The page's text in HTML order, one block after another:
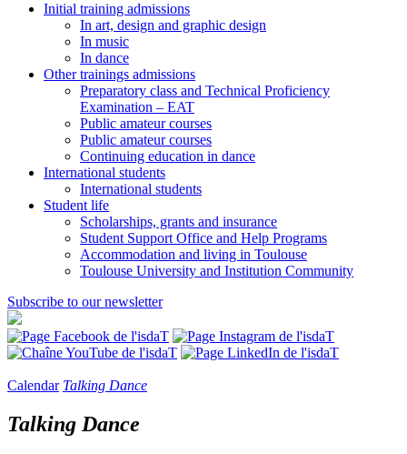
Initial training admissions
In art, design and graphic design
In music
In dance
Other trainings admissions
Preparatory class and Technical Proficiency
Examination – EAT
Public amateur courses
Public amateur courses
Continuing education in dance
International students
International students
Student life
Scholarships, grants and insurance
Student Support Office and Help Programs
Accommodation and living in Toulouse
Toulouse University and Institution Community
Subscribe to our newsletter
Calendar Talking Dance
Talking Dance